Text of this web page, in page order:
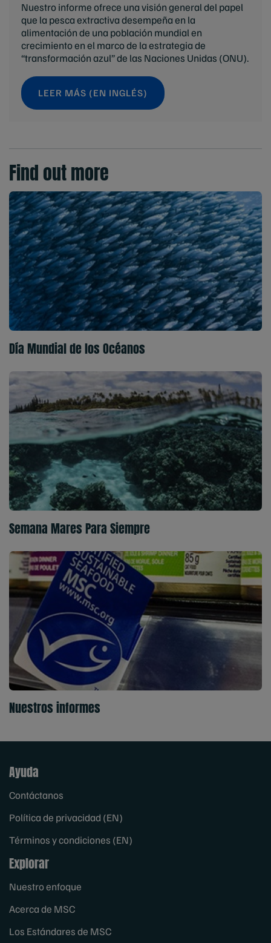
Nuestro informe ofrece una visión general del papel
que la pesca extractiva desempeña en la
alimentación de una población mundial en
crecimiento en el marco de la estrategia de
“transformación azul” de las Naciones Unidas (ONU).
LEER MÁS (EN INGLÉS)
Find out more
Día Mundial de los Océanos
Semana Mares Para Siempre
Nuestros informes
Ayuda
Contáctanos
Política de privacidad (EN)
Términos y condiciones (EN)
Explorar
Nuestro enfoque
Acerca de MSC
Los Estándares de MSC